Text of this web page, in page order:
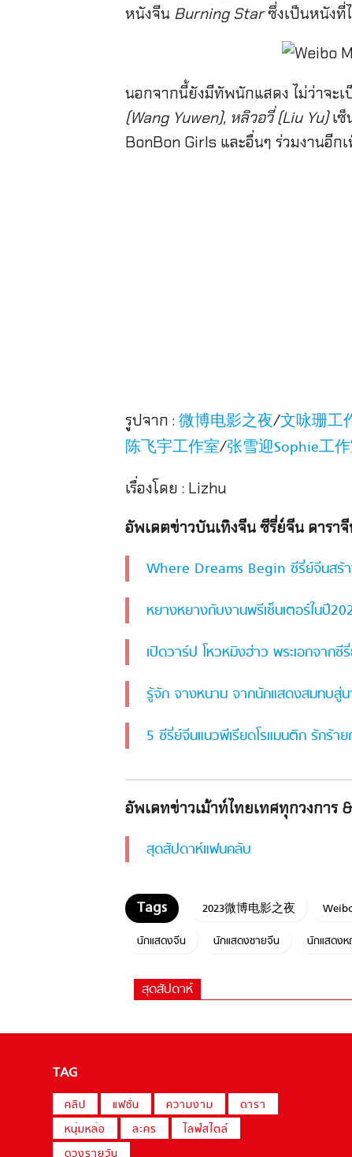
หนังจีน Burning Starซึ่งเป็นหนังที่
นอกจากนี้ยังมีทัพนักแสดง ไม่ว่าจะเ
(Wang Yuwen), หลิวอวี่ (Liu Yu)เ
BonBon Girls และอื่นๆ ร่วมงานอีก
รูปจาก : 微博电影之夜/文咏珊工
陈飞宇工作室/张雪迎Sophie工
เรื่องโดย : Lizhu
อัพเดตข่าวบันเทิงจีน ซีรี่ย์จีน ดารา
Where Dreams Begin ซีรี่ย์จีนสร้
หยางหยางกับงานพรีเซ็นเตอร์ในปี
เปิดวาร์ป โหวหมิงฮ่าว พระเอกจา
รู้จัก จางหนาน จากนักแสดงสมทบสู่
5 ซีรี่ย์จีนแนวพีเรียดโรแมนติก รักร้า
อัพเดทข่าวเม้าท์ไทยเทศทุกวงการ
สุดสัปดาห์แฟนคลับ
2023微博电影之夜
นักแสดงจีน
นักแสดงชายจีน นักแสดง
สุดสัปดาห์
TAG
คลิป แฟชั่น ความงาม
ดารา
หนุ่มหล่อ
ละคร
ไลฟ์สไตล์